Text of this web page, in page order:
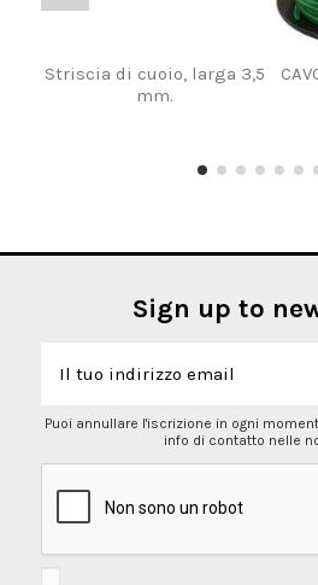
Striscia di cuoio, larga 3,5
mm.
Sign up to
Puoi annullare l'iscrizione in ogni
info di contatto nelle